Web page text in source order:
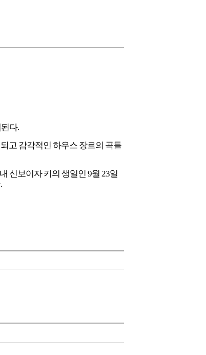
다.
고 감각적인 하우스 장르의 곡들
신보이자 키의 생일인 9월 23일